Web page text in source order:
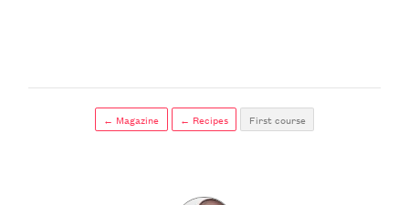
← Magazine ← Recipes First course